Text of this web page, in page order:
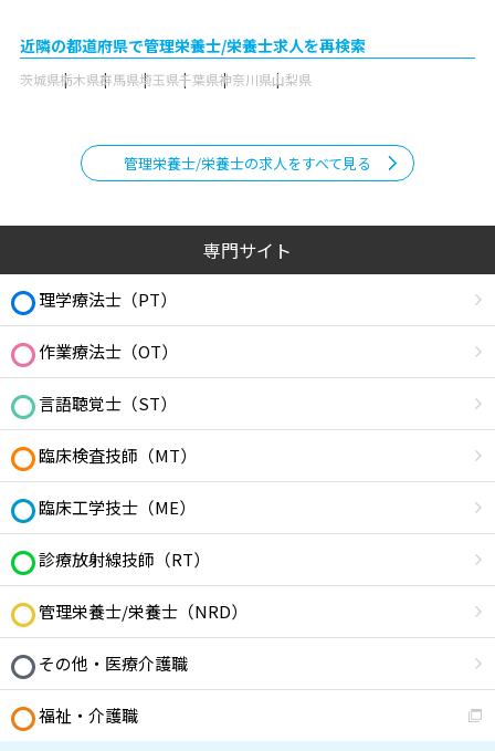
近隣の都道府県で管理栄養士/栄養士求人を再検索
茨城県栃木県群馬県埼玉県千葉県神奈川県山梨県
管理栄養士/栄養士の求人をすべて見る
専門サイト
理学療法士（PT）
作業療法士（OT）
言語聴覚士（ST）
臨床検査技師（MT）
臨床工学技士（ME）
診療放射線技師（RT）
管理栄養士/栄養士（NRD）
その他・医療介護職
福祉・介護職